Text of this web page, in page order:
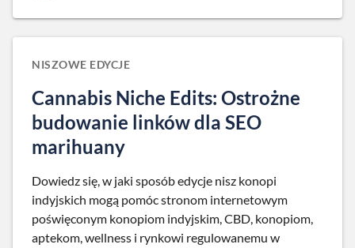
NISZOWE EDYCJE
Cannabis Niche Edits: Ostrożne
budowanie linków dla SEO
marihuany
Dowiedz się, w jaki sposób edycje nisz konopi
indyjskich mogą pomóc stronom internetowym
poświęconym konopiom indyjskim, CBD, konopiom,
aptekom, wellness i rynkowi regulowanemu w